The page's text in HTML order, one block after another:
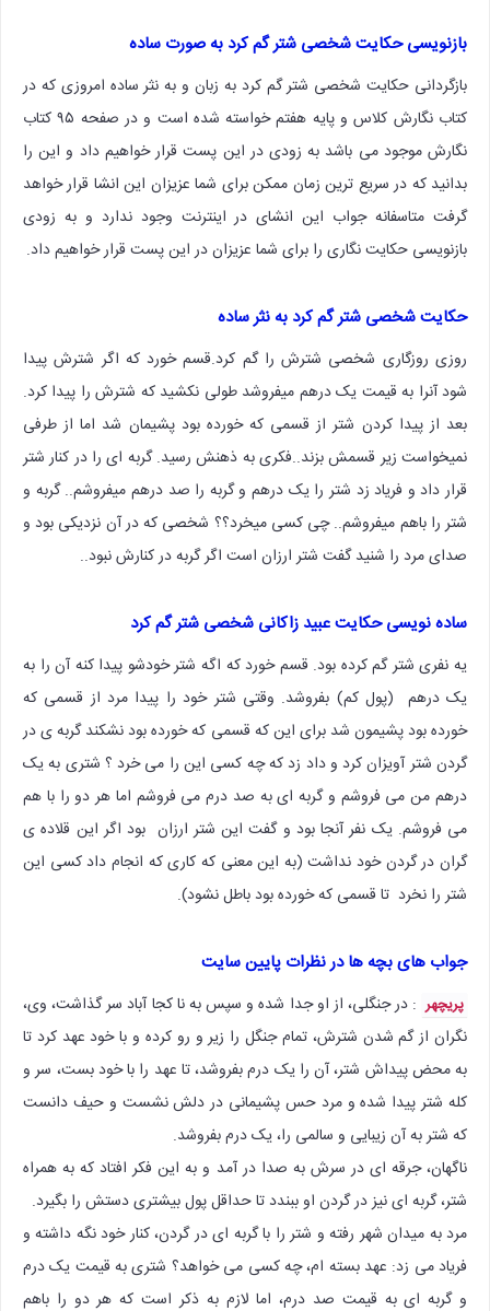
بازنویسی حکایت شخصی شتر گم کرد به صورت ساده
بازگردانی حکایت شخصی شتر گم کرد به زبان و به نثر ساده امروزی که در
کتاب نگارش کلاس و پایه هفتم خواسته شده است و در صفحه ۹۵ کتاب
نگارش موجود می باشد به زودی در این پست قرار خواهیم داد و این را
بدانید که در سریع ترین زمان ممکن برای شما عزیزان این انشا قرار خواهد
گرفت متاسفانه جواب این انشای در اینترنت وجود ندارد و به زودی
بازنویسی حکایت نگاری را برای شما عزیزان در این پست قرار خواهیم داد.
حکایت شخصی شتر گم کرد به نثر ساده
روزی روزگاری شخصی شترش را گم کرد.قسم خورد که اگر شترش پیدا
شود آنرا به قیمت یک درهم میفروشد‌ طولی نکشید که شترش را پیدا کرد.
بعد از پیدا کردن شتر از قسمی که خورده بود پشیمان شد اما از طرفی
نمیخواست زیر قسمش بزند..فکری به ذهنش رسید‌. گربه ای را در کنار شتر
قرار داد و فریاد زد شتر را یک درهم و گربه را صد درهم میفروشم.. گربه و
شتر را باهم میفروشم.. چی کسی میخرد؟؟ شخصی که در آن نزدیکی بود و
صدای مرد را شنید گفت شتر ارزان است اگر گربه در کنارش نبود..
ساده نویسی حکایت عبید زاکانی شخصی شتر گم کرد
یه نفری شتر گم کرده بود. قسم خورد که اگه شتر خودشو پیدا کنه آن را به
یک درهم (پول کم) بفروشد. وقتی شتر خود را پیدا مرد از قسمی که
خورده بود پشیمون شد برای این که قسمی که خورده بود نشکند گربه ی در
گردن شتر آویزان کرد و داد زد که چه کسی این را می خرد ؟ شتری به یک
درهم من می فروشم و گربه ای به صد درم می فروشم اما هر دو را با هم
می فروشم. یک نفر آنجا بود و گفت این شتر ارزان بود اگر این قلاده ی
گران در گردن خود نداشت (به این معنی که کاری که انجام داد کسی این
شتر را نخرد تا قسمی که خورده بود باطل نشود).
جواب های بچه ها در نظرات پایین سایت
پریچهر : در جنگلی، از او جدا شده و سپس به نا کجا آباد سر گذاشت، وی،
نگران از گم شدن شترش، تمام جنگل را زیر و رو کرده و با خود عهد کرد تا
به محض پیداش شتر، آن را یک درم بفروشد، تا عهد را با خود بست، سر و
کله شتر پیدا شده و مرد حس پشیمانی در دلش نشست و حیف دانست
که شتر به آن زیبایی و سالمی را، یک درم بفروشد.
ناگهان، جرقه ای در سرش به صدا در آمد و به این فکر افتاد که به همراه
شتر، گربه ای نیز در گردن او ببندد تا حداقل پول بیشتری دستش را بگیرد.
مرد به میدان شهر رفته و شتر را با گربه ای در گردن، کنار خود نگه داشته و
فریاد می زد: عهد بسته ام، چه کسی می خواهد؟ شتری به قیمت یک درم
و گربه ای به قیمت صد درم، اما لازم به ذکر است که هر دو را باهم